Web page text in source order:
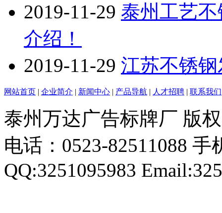
2019-11-29 泰州工艺
介绍！
2019-11-29 江苏不锈
网站首页 | 企业简介 | 新闻中心 | 产品导航 | 人才招聘 | 联系我们
泰州万达广告标牌厂 版
电话：0523-82511088 手
QQ:3251095983